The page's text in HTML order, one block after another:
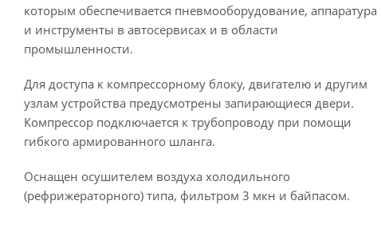
которым обеспечивается пневмооборудование, аппаратура
и инструменты в автосервисах и в области
промышленности.
Для доступа к компрессорному блоку, двигателю и другим
узлам устройства предусмотрены запирающиеся двери.
Компрессор подключается к трубопроводу при помощи
гибкого армированного шланга.
Оснащен осушителем воздуха холодильного
(рефрижераторного) типа, фильтром 3 мкн и байпасом.